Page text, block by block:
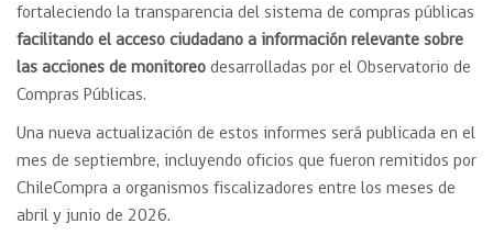
fortaleciendo la transparencia del sistema de compras públicas
facilitando el acceso ciudadano a información relevante sobre
las acciones de monitoreo desarrolladas por el Observatorio de
Compras Públicas.
Una nueva actualización de estos informes será publicada en el
mes de septiembre, incluyendo oficios que fueron remitidos por
ChileCompra a organismos fiscalizadores entre los meses de
abril y junio de 2026.